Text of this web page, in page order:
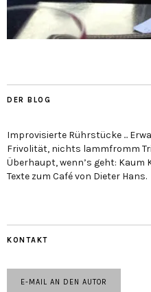
DER BLOG
Improvisierte Rührstücke ...
Frivolität, nichts lammfromm
Überhaupt, wenn’s geht:
Texte zum Café von Dieter Hans.
KONTAKT
E-MAIL AN DEN AUTOR